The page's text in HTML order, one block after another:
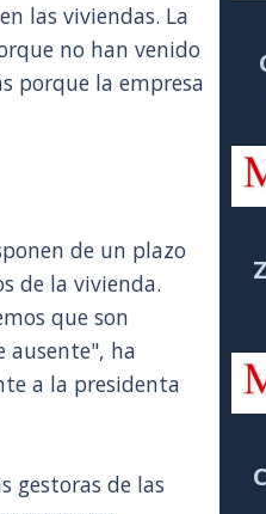
las viviendas. La
no han venido
porque la empresa
de un plazo
de la vivienda.
que son
ausente", ha
a la presidenta
gestoras de las